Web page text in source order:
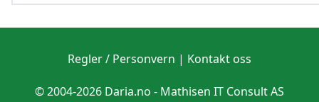
Regler / Personvern | Kontakt oss
© 2004-2026 Daria.no - Mathisen IT Consult AS